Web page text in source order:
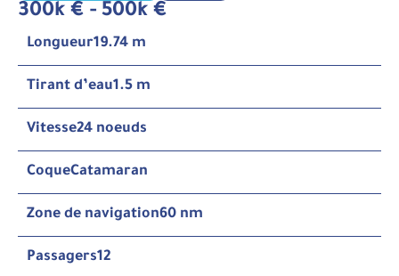
300k € - 500k €
Longueur19.74 m
Tirant d’eau1.5 m
Vitesse24 noeuds
CoqueCatamaran
Zone de navigation60 nm
Passagers12